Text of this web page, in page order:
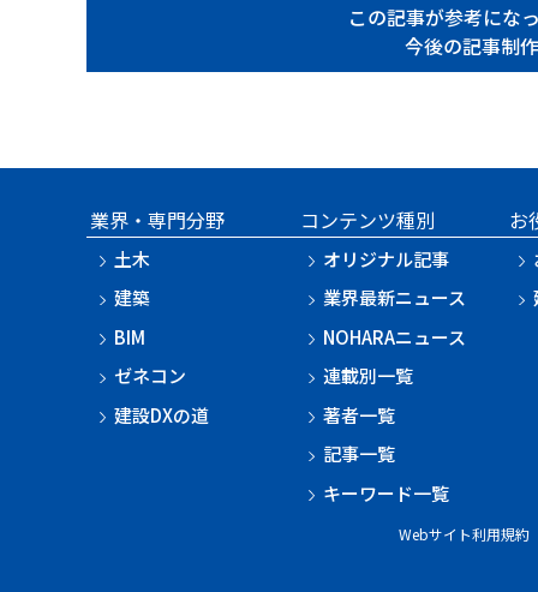
この記事が参考にな
今後の記事制
業界・専門分野
土木
建築
BIM
ゼネコン
建設DXの道
コンテンツ種別
オリジナル記事
業界最新ニュース
NOHARAニュース
連載別一覧
著者一覧
記事一覧
キーワード一覧
お
Webサイト利用規約